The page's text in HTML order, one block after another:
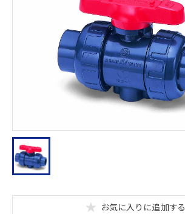
お気に入りに追加する